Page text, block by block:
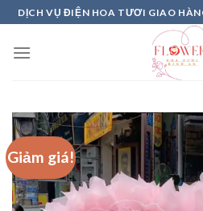
Skip
to
content
DỊCH VỤ ĐIỆN HOA TƯƠI GIAO
Giảm giá!